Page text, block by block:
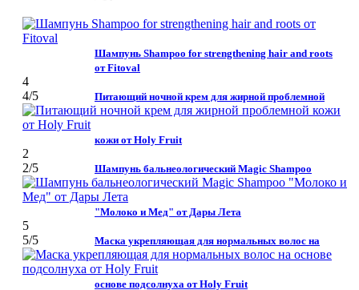
Шампунь Shampoo for strengthening hair and roots
от Fitoval
4
4/5 Питающий ночной крем для жирной проблемной
кожи от Holy Fruit
2
2/5 Шампунь бальнеологический Magic Shampoo
"Молоко и Мед" от Дары Лета
5
5/5 Маска укрепляющая для нормальных волос на
основе подсолнуха от Holy Fruit